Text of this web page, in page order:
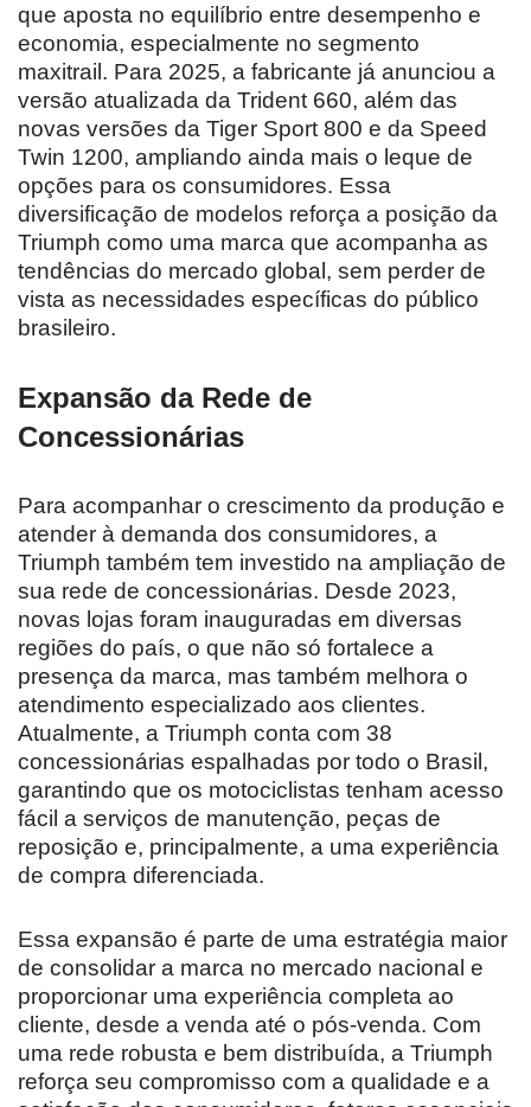
que aposta no equilíbrio entre desempenho e
economia, especialmente no segmento
maxitrail. Para 2025, a fabricante já anunciou a
versão atualizada da Trident 660, além das
novas versões da Tiger Sport 800 e da Speed
Twin 1200, ampliando ainda mais o leque de
opções para os consumidores. Essa
diversificação de modelos reforça a posição da
Triumph como uma marca que acompanha as
tendências do mercado global, sem perder de
vista as necessidades específicas do público
brasileiro.
Expansão da Rede de
Concessionárias
Para acompanhar o crescimento da produção e
atender à demanda dos consumidores, a
Triumph também tem investido na ampliação de
sua rede de concessionárias. Desde 2023,
novas lojas foram inauguradas em diversas
regiões do país, o que não só fortalece a
presença da marca, mas também melhora o
atendimento especializado aos clientes.
Atualmente, a Triumph conta com 38
concessionárias espalhadas por todo o Brasil,
garantindo que os motociclistas tenham acesso
fácil a serviços de manutenção, peças de
reposição e, principalmente, a uma experiência
de compra diferenciada.
Essa expansão é parte de uma estratégia maior
de consolidar a marca no mercado nacional e
proporcionar uma experiência completa ao
cliente, desde a venda até o pós-venda. Com
uma rede robusta e bem distribuída, a Triumph
reforça seu compromisso com a qualidade e a